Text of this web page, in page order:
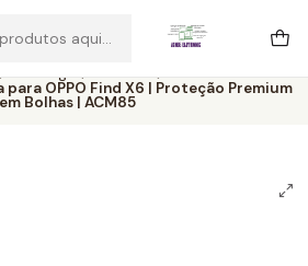
Catálogo
Películas
OPPO Find X6 | Proteção Premium
Bolhas | ACM85